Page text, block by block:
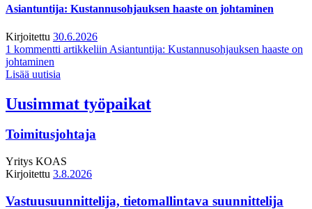
Asiantuntija: Kustannusohjauksen haaste on johtaminen
Kirjoitettu 30.6.2026
1 kommentti artikkeliin Asiantuntija: Kustannusohjauksen haaste on
johtaminen
Lisää uutisia
Uusimmat työpaikat
Toimitusjohtaja
Yritys KOAS
Kirjoitettu 3.8.2026
Vastuusuunnittelija, tietomallintava suunnittelija